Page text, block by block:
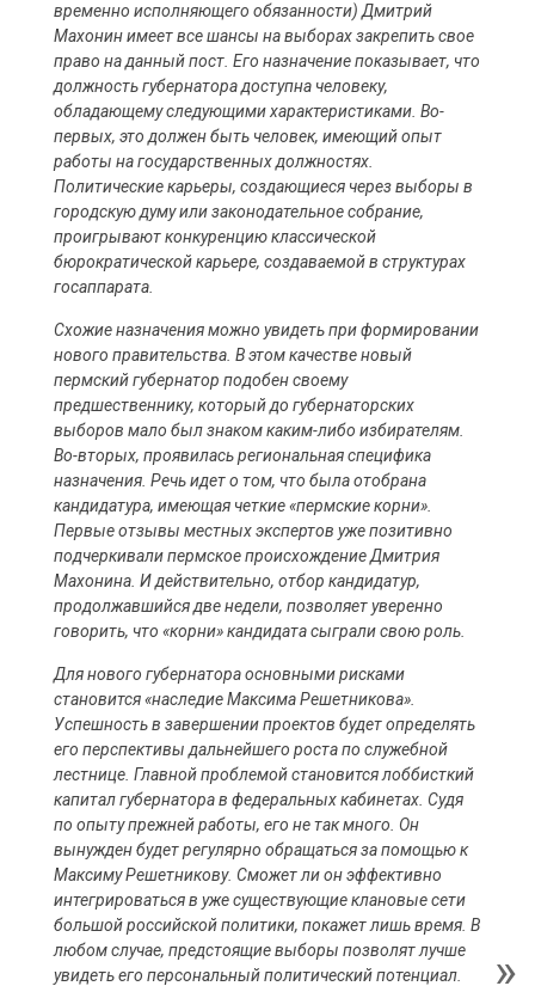
временно исполняющего обязанности) Дмитрий
Махонин имеет все шансы на выборах закрепить свое
право на данный пост. Его назначение показывает, что
должность губернатора доступна человеку,
обладающему следующими характеристиками. Во-
первых, это должен быть человек, имеющий опыт
работы на государственных должностях.
Политические карьеры, создающиеся через выборы в
городскую думу или законодательное собрание,
проигрывают конкуренцию классической
бюрократической карьере, создаваемой в структурах
госаппарата.
Схожие назначения можно увидеть при формировании
нового правительства. В этом качестве новый
пермский губернатор подобен своему
предшественнику, который до губернаторских
выборов мало был знаком каким-либо избирателям.
Во-вторых, проявилась региональная специфика
назначения. Речь идет о том, что была отобрана
кандидатура, имеющая четкие «пермские корни».
Первые отзывы местных экспертов уже позитивно
подчеркивали пермское происхождение Дмитрия
Махонина. И действительно, отбор кандидатур,
продолжавшийся две недели, позволяет уверенно
говорить, что «корни» кандидата сыграли свою роль.
Для нового губернатора основными рисками
становится «наследие Максима Решетникова».
Успешность в завершении проектов будет определять
его перспективы дальнейшего роста по служебной
лестнице. Главной проблемой становится лоббисткий
капитал губернатора в федеральных кабинетах. Судя
по опыту прежней работы, его не так много. Он
вынужден будет регулярно обращаться за помощью к
Максиму Решетникову. Сможет ли он эффективно
интегрироваться в уже существующие клановые сети
большой российской политики, покажет лишь время. В
любом случае, предстоящие выборы позволят лучше
увидеть его персональный политический потенциал.